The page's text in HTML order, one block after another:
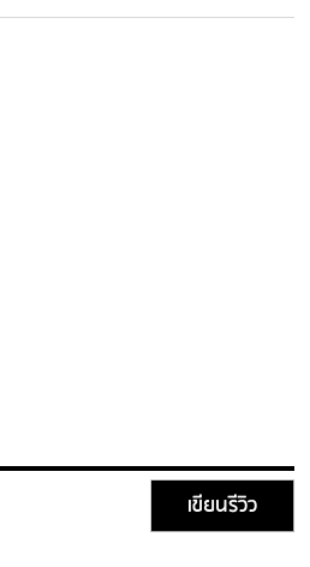
เขียนรีวิว